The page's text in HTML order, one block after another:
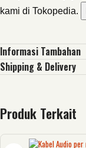
kami di Tokopedia.
Informasi Tambahan
Shipping & Delivery
Produk Terkait